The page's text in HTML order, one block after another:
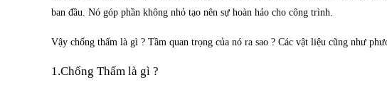
2. Tại sao cần dịch vụ chống thấm ?
4. TOP 8 biện pháp thi công chống thấm hiệu quả nhất 2022
4.1. Sơn chống thấm dột
ban đầu. Nó góp phần không nhỏ tạo nên sự hoàn hảo cho công trình.
Vậy chống thấm là gì ? Tầm quan trọng của nó ra sao ? Các vật liệu cũng như
1.Chống Thấm là gì ?